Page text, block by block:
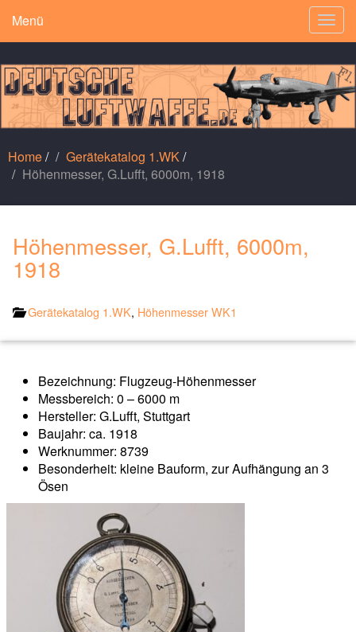
Menü
Home/ Gerätekatalog 1.WK/
Höhenmesser, G.Lufft, 6000m, 1918
Höhenmesser, G.Lufft, 6000m,
1918
Gerätekatalog 1.WK, Höhenmesser WK1
Bezeichnung: Flugzeug-Höhenmesser
Messbereich: 0 – 6000 m
Hersteller: G.Lufft, Stuttgart
Baujahr: ca. 1918
Werknummer: 8739
Besonderheit: kleine Bauform, zur Aufhängung an 3
Ösen